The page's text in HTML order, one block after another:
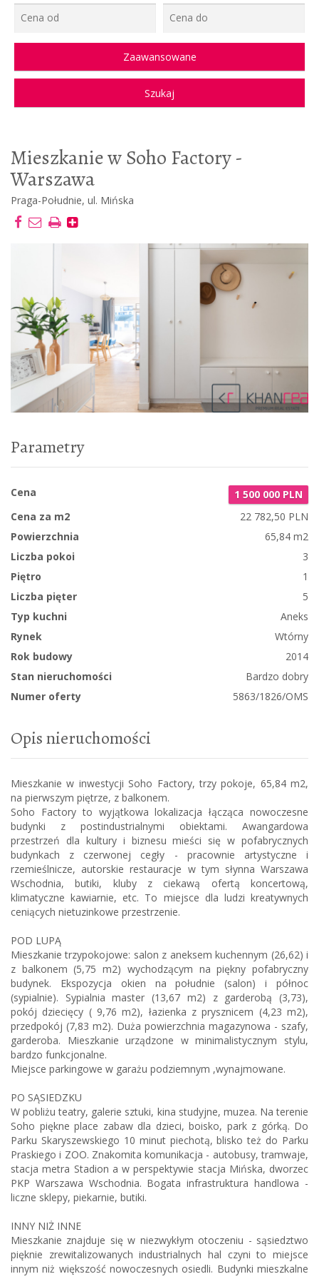
Mieszkanie w Soho Factory -
Warszawa
Praga-Południe, ul. Mińska
Parametry
Cena
1 500 000 PLN
Cena za m2
22 782,50 PLN
Powierzchnia
65,84 m2
Liczba pokoi
3
Piętro
1
Liczba pięter
5
Typ kuchni
Aneks
Rynek
Wtórny
Rok budowy
2014
Stan nieruchomości
Bardzo dobry
Numer oferty
5863/1826/OMS
Opis nieruchomości
Mieszkanie w inwestycji Soho Factory, trzy pokoje, 65,84 m2,
na pierwszym piętrze, z balkonem.
Soho Factory to wyjątkowa lokalizacja łącząca nowoczesne
budynki z postindustrialnymi obiektami. Awangardowa
przestrzeń dla kultury i biznesu mieści się w pofabrycznych
budynkach z czerwonej cegły - pracownie artystyczne i
rzemieślnicze, autorskie restauracje w tym słynna Warszawa
Wschodnia, butiki, kluby z ciekawą ofertą koncertową,
klimatyczne kawiarnie, etc. To miejsce dla ludzi kreatywnych
ceniących nietuzinkowe przestrzenie.
POD LUPĄ
Mieszkanie trzypokojowe: salon z aneksem kuchennym (26,62) i
z balkonem (5,75 m2) wychodzącym na piękny pofabryczny
budynek. Ekspozycja okien na południe (salon) i północ
(sypialnie). Sypialnia master (13,67 m2) z garderobą (3,73),
pokój dziecięcy ( 9,76 m2), łazienka z prysznicem (4,23 m2),
przedpokój (7,83 m2). Duża powierzchnia magazynowa - szafy,
garderoba. Mieszkanie urządzone w minimalistycznym stylu,
bardzo funkcjonalne.
Miejsce parkingowe w garażu podziemnym ,wynajmowane.
PO SĄSIEDZKU
W pobliżu teatry, galerie sztuki, kina studyjne, muzea. Na terenie
Soho piękne place zabaw dla dzieci, boisko, park z górką. Do
Parku Skaryszewskiego 10 minut piechotą, blisko też do Parku
Praskiego i ZOO. Znakomita komunikacja - autobusy, tramwaje,
stacja metra Stadion a w perspektywie stacja Mińska, dworzec
PKP Warszawa Wschodnia. Bogata infrastruktura handlowa -
liczne sklepy, piekarnie, butiki.
INNY NIŻ INNE
Mieszkanie znajduje się w niezwykłym otoczeniu - sąsiedztwo
pięknie zrewitalizowanych industrialnych hal czyni to miejsce
innym niż większość nowoczesnych osiedli. Budynki mieszkalne